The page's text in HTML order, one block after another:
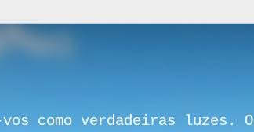
como verdadeiras luzes.